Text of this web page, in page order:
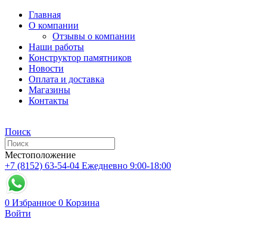
Главная
О компании
Отзывы о компании
Наши работы
Конструктор памятников
Новости
Оплата и доставка
Магазины
Контакты
Поиск
Местоположение
+7 (8152) 63-54-04 Ежедневно 9:00-18:00
0 Избранное 0 Корзина
Войти